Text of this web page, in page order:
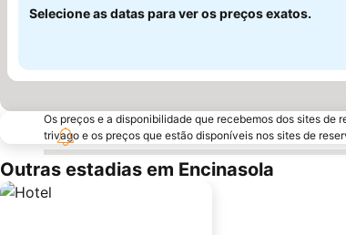
Selecione as datas para ver os preços exatos.
Os preços e a disponibilidade que recebemos dos sites
trivago e os preços que estão disponíveis nos sites de
Outras estadias em Encinasola